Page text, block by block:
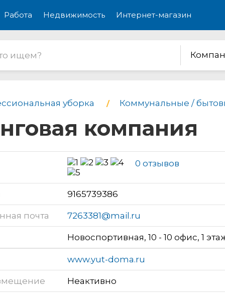
Работа Недвижимость Интернет-магазин
уборка Коммунальные /
компания
0 отзывов
9165739386
почта 7263381@mail.ru
Новоспортивная, 10 - 10 офис, 1
www.yut-doma.ru
Неактивно